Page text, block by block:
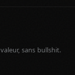
sans bullshit.